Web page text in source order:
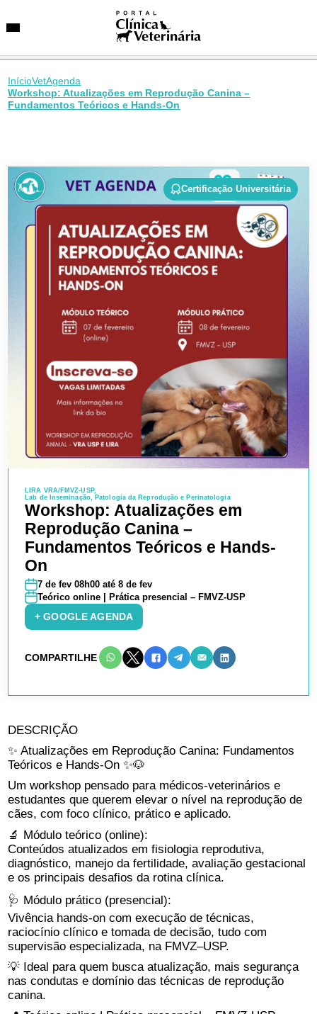
Especialidades
InícioVetAgenda
Workshop: Atualizações em Reprodução Canina –
Fundamentos Teóricos e Hands-On
Certificação Universitária
LIRA VRA/FMVZ-USP
Lab de Inseminação, Patologia da Reprodução e Perinatologia
Workshop: Atualizações em
Reprodução Canina –
Fundamentos Teóricos e Hands-
On
7 de fev 08h00 até 8 de fev
Teórico online | Prática presencial – FMVZ-USP
+ GOOGLE AGENDA
COMPARTILHE
DESCRIÇÃO
✨ Atualizações em Reprodução Canina: Fundamentos
Teóricos e Hands-On ✨🐶
Um workshop pensado para médicos-veterinários e
estudantes que querem elevar o nível na reprodução de
cães, com foco clínico, prático e aplicado.
🔬 Módulo teórico (online):
Conteúdos atualizados em fisiologia reprodutiva,
diagnóstico, manejo da fertilidade, avaliação gestacional
e os principais desafios da rotina clínica.
🩺 Módulo prático (presencial):
Vivência hands-on com execução de técnicas,
raciocínio clínico e tomada de decisão, tudo com
supervisão especializada, na FMVZ–USP.
💡 Ideal para quem busca atualização, mais segurança
nas condutas e domínio das técnicas de reprodução
canina.